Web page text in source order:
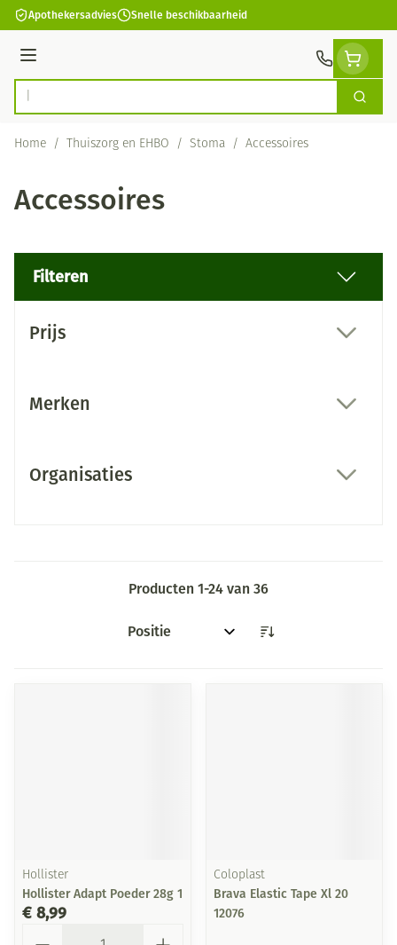
Ga naar de inhoud
Apothekersadvies Snelle beschikbaarheid
Menu
Product, merk, categorie... Zoek
Home / Thuiszorg en EHBO / Stoma / Accessoires
Accessoires
Filteren
Prijs
Merken
Organisaties
Producten 1-24 van 36
Sorteer op:
Hollister
Hollister Adapt Poeder 28g 1
€ 8,99
Coloplast
Brava Elastic Tape Xl 20
12076